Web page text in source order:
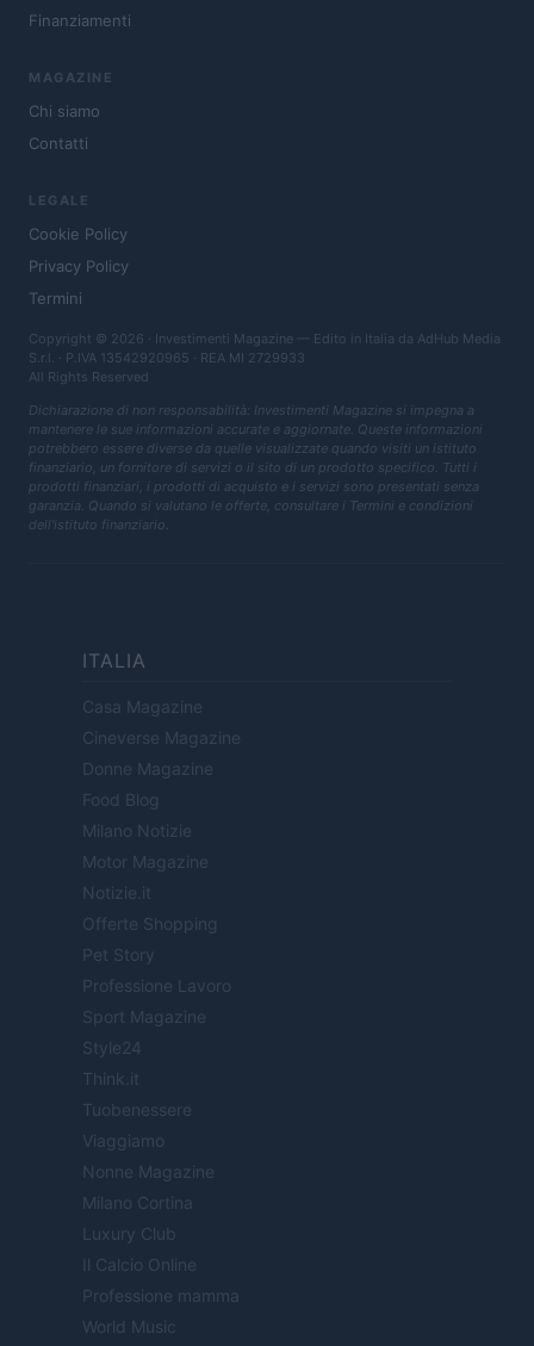
Finanziamenti
MAGAZINE
Chi siamo
Contatti
LEGALE
Cookie Policy
Privacy Policy
Termini
Copyright © 2026 · Investimenti Magazine — Edito in Italia da AdHub Media
S.r.l. · P.IVA 13542920965 · REA MI 2729933
All Rights Reserved
Dichiarazione di non responsabilità: Investimenti Magazine si impegna a
mantenere le sue informazioni accurate e aggiornate. Queste informazioni
potrebbero essere diverse da quelle visualizzate quando visiti un istituto
finanziario, un fornitore di servizi o il sito di un prodotto specifico. Tutti i
prodotti finanziari, i prodotti di acquisto e i servizi sono presentati senza
garanzia. Quando si valutano le offerte, consultare i Termini e condizioni
dell'istituto finanziario.
ITALIA
Casa Magazine
Cineverse Magazine
Donne Magazine
Food Blog
Milano Notizie
Motor Magazine
Notizie.it
Offerte Shopping
Pet Story
Professione Lavoro
Sport Magazine
Style24
Think.it
Tuobenessere
Viaggiamo
Nonne Magazine
Milano Cortina
Luxury Club
Il Calcio Online
Professione mamma
World Music